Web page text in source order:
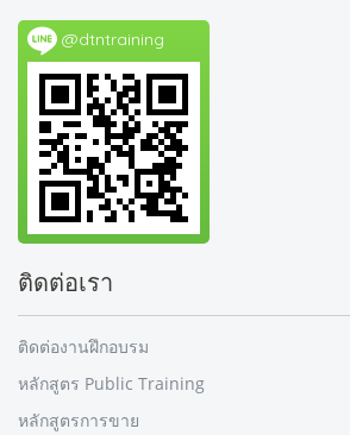
@dtntraining
ติดต่อเรา
ติดต่องานฝึกอบรม
หลักสูตร Public Training
หลักสูตรการขาย